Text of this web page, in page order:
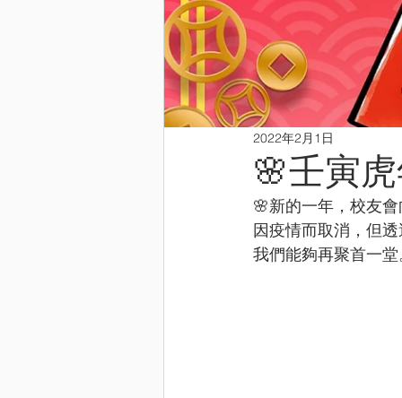
🌸壬寅
2022年2月1日
🌸新的一年，校友
因疫情而取消，但
我們能夠再聚首一